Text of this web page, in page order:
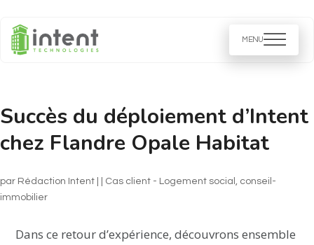
Succès du déploiement d’Intent
chez Flandre Opale Habitat
par Rédaction Intent Cas client - Logement social , conseil-
immobilier
Dans ce retour d’expérience, découvrons ensemble